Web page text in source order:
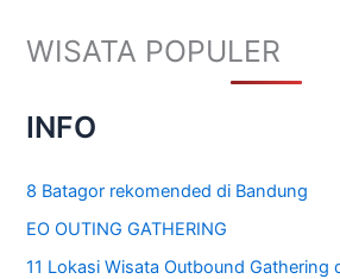
WISATA POPULER
INFO
8 Batagor rekomended di Bandung
EO OUTING GATHERING
11 Lokasi Wisata Outbound Gathering